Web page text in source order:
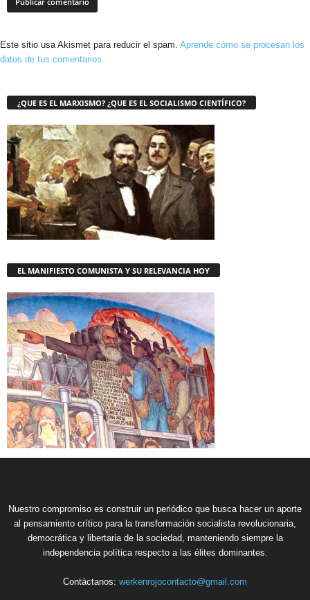
Este sitio usa Akismet para reducir el spam. Aprende cómo se procesan los
datos de tus comentarios.
¿QUE ES EL MARXISMO? ¿QUE ES EL SOCIALISMO CIENTÍFICO?
EL MANIFIESTO COMUNISTA Y SU RELEVANCIA HOY
Nuestro compromiso es construir un periódico que busca hacer un aporte
al pensamiento crítico para la transformación socialista revolucionaria,
democrática y libertaria de la sociedad, manteniendo siempre la
independencia política respecto a las élites dominantes.
Contáctanos: werkenrojocontacto@gmail.com